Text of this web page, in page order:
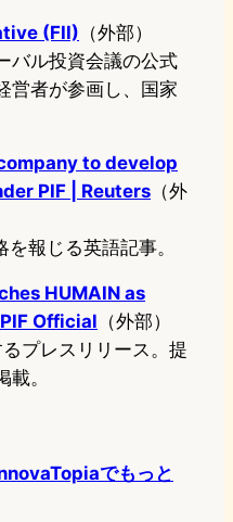
(FII) （外部）
バル投資会議の公式
営者が参画し、国家
to develop
PIF | Reuters （外
報じる英語記事。
HUMAIN as
Official （外部）
プレスリリース。提
。
でもっと